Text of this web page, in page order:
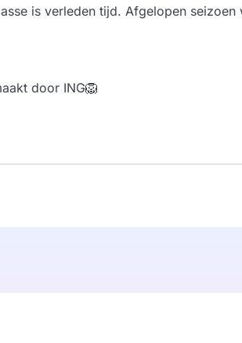
is verleden tijd. Afgelopen seizoen
door ING🦁